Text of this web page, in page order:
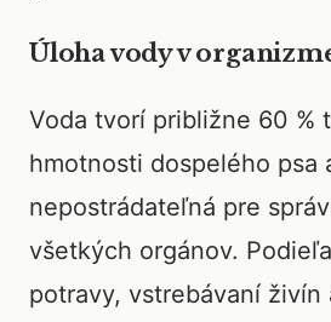
Úloha vody v
Voda tvorí približne 60 %
hmotnosti dospelého psa
nepostrádateľná pre
všetkých orgánov.
potravy, vstrebávaní živín